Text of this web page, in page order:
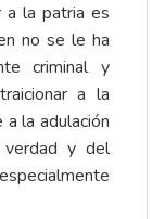
a la patria es
no se le ha
criminal y
a la
la adulación
y del